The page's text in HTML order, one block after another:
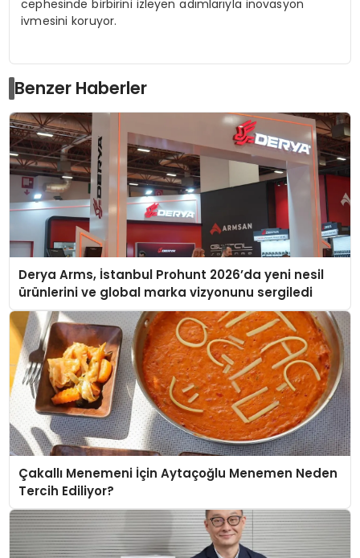
cephesinde birbirini izleyen adımlarıyla inovasyon
ivmesini koruyor.
Benzer Haberler
Derya Arms, İstanbul Prohunt 2026’da yeni nesil
ürünlerini ve global marka vizyonunu sergiledi
Çakallı Menemeni İçin Aytaçoğlu Menemen Neden
Tercih Ediliyor?